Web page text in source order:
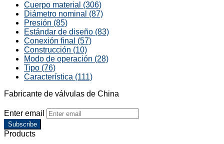
Cuerpo material (306)
Diámetro nominal (87)
Presión (85)
Estándar de diseño (83)
Conexión final (57)
Construcción (10)
Modo de operación (28)
Tipo (76)
Característica (111)
Fabricante de válvulas de China
Enter email
Subscribe
Products